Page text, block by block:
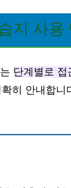
지 사용
단계별로 접
히 안내합니